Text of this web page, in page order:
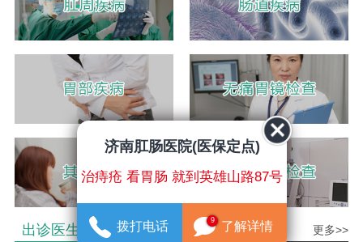
出诊医生介绍 更多>>
济南肛肠医院(医保定点)
治痔疮 看胃肠 就到英雄山路87号
拨打电话 9 了解详情